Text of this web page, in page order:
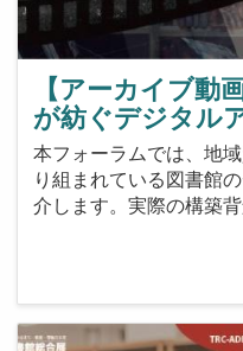
【アーカイブ動
が紡ぐデジタル
本フォーラムでは、地
り組まれている図書館
介します。実際の構築